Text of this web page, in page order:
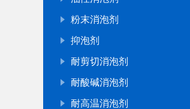
粉末消泡剂
抑泡剂
耐剪切消泡剂
耐酸碱消泡剂
耐高温消泡剂